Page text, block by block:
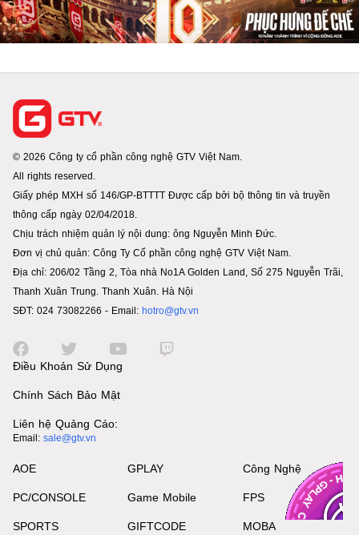
© 2026 Công ty cổ phần công nghệ GTV Việt Nam.
All rights reserved.
Giấy phép MXH số 146/GP-BTTTT Được cấp bởi bộ thông tin và truyền
thông cấp ngày 02/04/2018.
Chịu trách nhiệm quản lý nội dung: ông Nguyễn Minh Đức.
Đơn vị chủ quản: Công Ty Cổ phần công nghệ GTV Việt Nam.
Địa chỉ: 206/02 Tầng 2, Tòa nhà No1A Golden Land, Số 275 Nguyễn Trãi,
Thanh Xuân Trung. Thanh Xuân. Hà Nội
SĐT: 024 73082266 - Email: hotro@gtv.vn
Điều Khoản Sử Dụng
Chính Sách Bảo Mật
Liên hệ Quảng Cáo:
Email: sale@gtv.vn
AOE
PC/CONSOLE
SPORTS
GPLAY
Game Mobile
GIFTCODE
Công Nghệ
FPS
MOBA